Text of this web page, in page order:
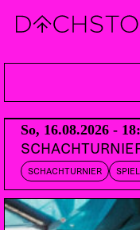
So, 16.08.2026 -
SCHACHTURNIER